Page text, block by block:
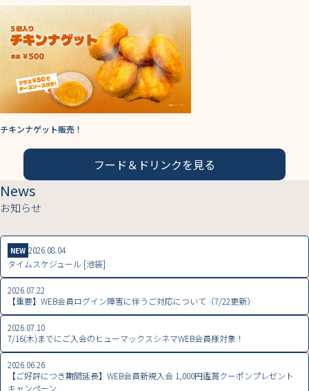
チキンナゲット販売！
フード＆ドリンクを見る
News
お知らせ
NEW 2026.08.04
タイムスケジュール [池袋]
2026.07.22
【重要】WEB会員ログイン障害に伴うご対応について（7/22更新）
2026.07.10
7/16(木)までにご入会のヒューマックスシネマWEB会員様対象！
2026.06.26
【ご好評につき期間延長】WEB会員新規入会 1,000円鑑賞クーポンプレゼント
キャンペーン